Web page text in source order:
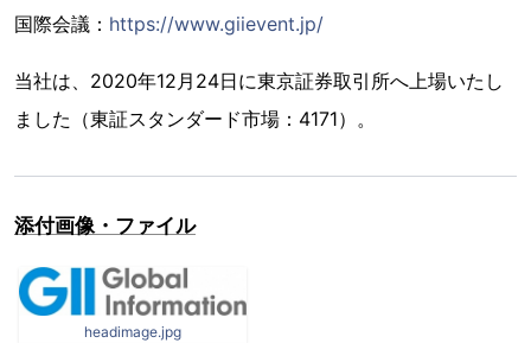
国際会議： https://www.giievent.jp/
当社は、2020年12月24日に東京証券取引所へ上場いたし
ました（東証スタンダード市場：4171）。
添付画像・ファイル
headimage.jpg